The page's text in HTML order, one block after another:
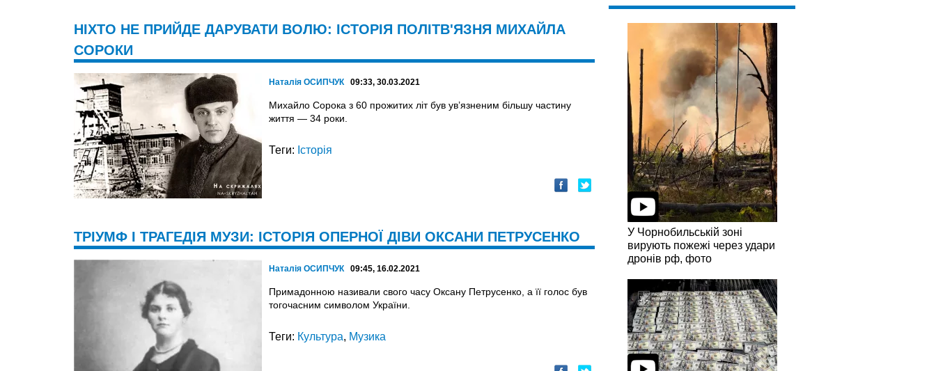
НІХТО НЕ ПРИЙДЕ ДАРУВАТИ ВОЛЮ: ІСТОРІЯ ПОЛІТВ'ЯЗНЯ МИХАЙЛА
СОРОКИ
Наталія ОСИПЧУК 09:33, 30.03.2021
Михайло Сорока з 60 прожитих літ був ув’язненим більшу частину
життя — 34 роки.
Теги: Історія
ТРІУМФ І ТРАГЕДІЯ МУЗИ: ІСТОРІЯ ОПЕРНОЇ ДІВИ ОКСАНИ ПЕТРУСЕНКО
Наталія ОСИПЧУК 09:45, 16.02.2021
Примадонною називали свого часу Оксану Петрусенко, а її голос був
тогочасним символом України.
Теги: Культура, Музика
У Чорнобильській зоні
вирують пожежі через удари
дронів рф, фото